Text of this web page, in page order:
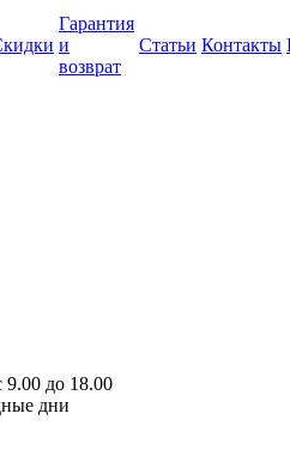
Гарантия
и
возврат
Статьи Контакты
до 18.00
дни